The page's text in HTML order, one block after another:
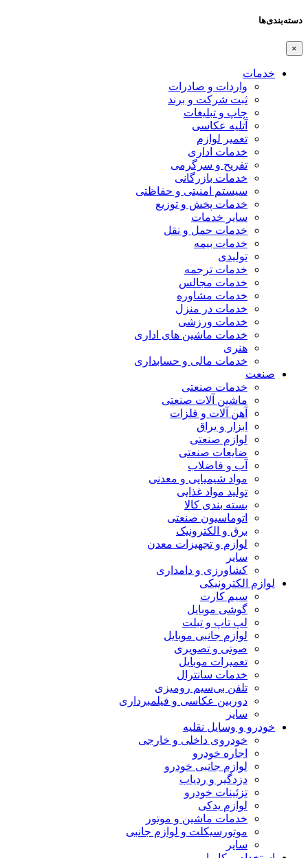
دسته‌بندی‌ها
×
خدمات
واردات و صادرات
ثبت شرکت و برند
چاپ و تبلیغات
آتلیه عکاسی
تعمیر لوازم
خدمات اداری
تفریح و سرگرمی
خدمات بازرگانی
سیستم امنیتی و حفاظتی
خدمات پخش و توزیع
سایر خدمات
خدمات حمل و نقل
خدمات بیمه
تولیدی
خدمات ترجمه
خدمات مجالس
خدمات مشاوره
خدمات در منزل
خدمات ورزشی
خدمات ماشین های اداری
هنری
خدمات مالی و حسابداری
صنعت
خدمات صنعتی
ماشین آلات صنعتی
آهن آلات و فلزات
ابزار و یراق
لوازم صنعتی
ضایعات صنعتی
آب و فاضلاب
مواد شیمیایی و معدنی
تولید مواد غذایی
بسته بندی کالا
اتوماسیون صنعتی
برق و الکترونیک
لوازم و تجهیزات معدن
سایر
کشاورزی و دامداری
لوازم الکترونیکی
سیم کارت
گوشی موبایل
لپ تاپ و تبلت
لوازم جانبی موبایل
صوتی و تصویری
تعمیرات موبایل
خدمات سانترال
تلفن بی‌سیم رومیزی
دوربین عکاسی و فیلمبرداری
سایر
خودرو و وسایل نقلیه
خودروی داخلی و خارجی
اجاره خودرو
لوازم جانبی خودرو
دزدگیر و ردیاب
تزئینات خودرو
لوازم یدکی
خدمات ماشین و موتور
موتورسیکلت و لوازم جانبی
سایر